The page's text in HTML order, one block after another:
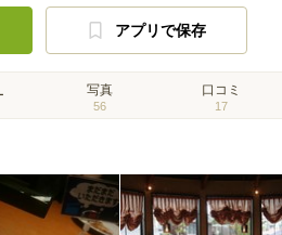
アプリで保存
写真
56
口コミ
17